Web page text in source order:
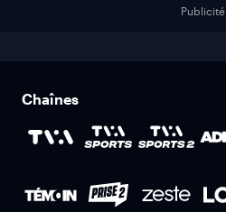
Publicité
Chaînes